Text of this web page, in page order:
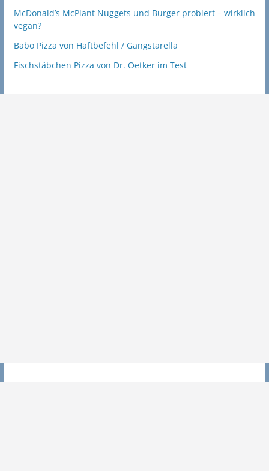
McDonald’s McPlant Nuggets und Burger probiert – wirklich
vegan?
Babo Pizza von Haftbefehl / Gangstarella
Fischstäbchen Pizza von Dr. Oetker im Test